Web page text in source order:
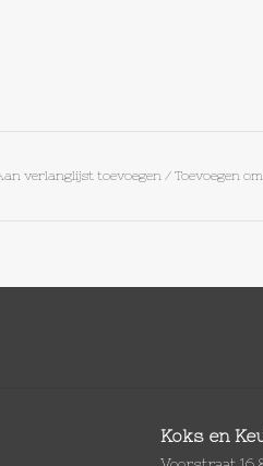
verlanglijst toevoegen/ Toevoegen
Koks en